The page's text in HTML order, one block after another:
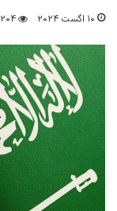
۱۰ اگست ۲۰۲۴ ۲۰۴